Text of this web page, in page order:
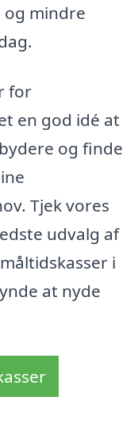
mindre
for
en god idé at
og finde
Tjek vores
udvalg af
i
at nyde